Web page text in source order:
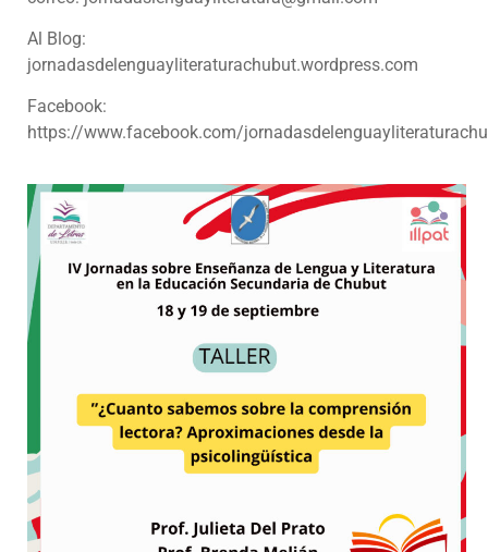
Al Blog:
jornadasdelenguayliteraturachubut.wordpress.com
Facebook:
https://www.facebook.com/